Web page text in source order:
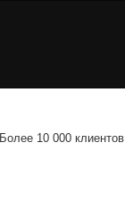
Более 10 000 клиентов